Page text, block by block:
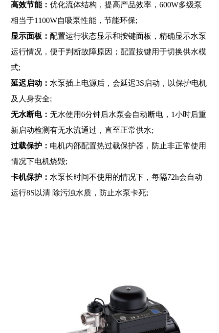
高效节能：优化流体结构，提高产品效率，600W多级泵
相当于1100W自吸泵性能，节能环保;
显示面板：配置运行状态显示和按键面板，精确显示水泵
运行情况，便于判断故障原因；配置按键用于切换供水模
式;
延迟启动： 水泵插上电源后，会延迟3S启动，以保护电机
及人身安全;
无水断电：无水使用6分钟后水泵会自动断电，1小时后重
新启动检测有无水流通过，直至正常供水;
过载保护： 电机内部配置热过载保护器，防止非正常使用
情况下电机烧毁;
卡机保护： 水泵长时间不使用的情况下，每隔72h会自动
运行8S以清 除污浊水质，防止水泵卡死;